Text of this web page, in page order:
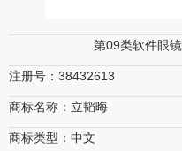
第09类软件眼
注册号：38432613
商标名称：立韬晦
商标类型：中文